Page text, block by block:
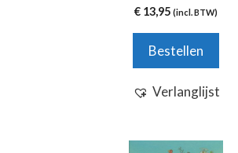
0
v
5
€ 13,95 (incl. BTW)
Bestellen
Verlanglijst